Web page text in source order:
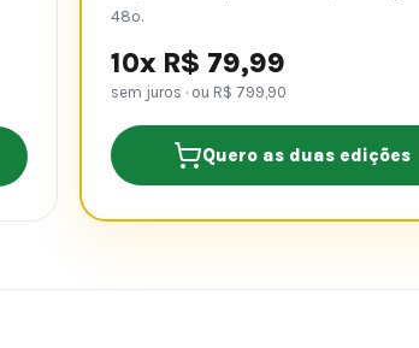
48º.
10x R$ 79,99
sem juros · ou R$ 799,90
Quero as duas edições